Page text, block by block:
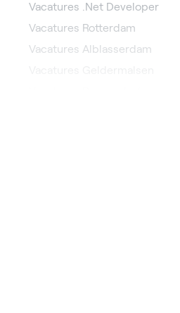
Vacatures .Net Developer
Vacatures Rotterdam
Vacatures Alblasserdam